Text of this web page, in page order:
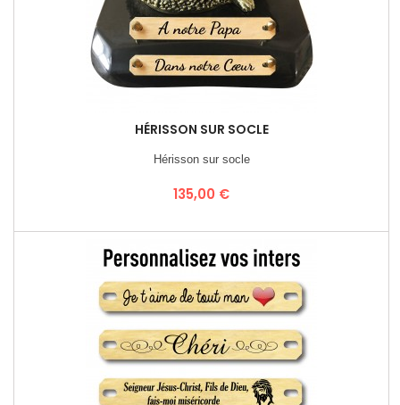
HÉRISSON SUR SOCLE
Hérisson sur socle
Prix
135,00 €